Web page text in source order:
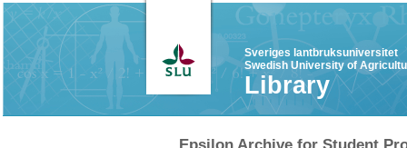
Sveriges lantbruksuniversitet
Swedish University of
Library